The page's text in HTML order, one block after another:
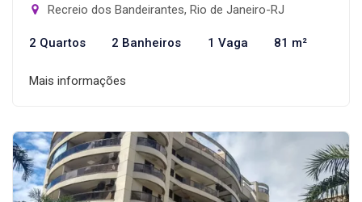
Recreio dos Bandeirantes, Rio de Janeiro-RJ
2 Quartos 2 Banheiros 1 Vaga 81 m²
Mais informações